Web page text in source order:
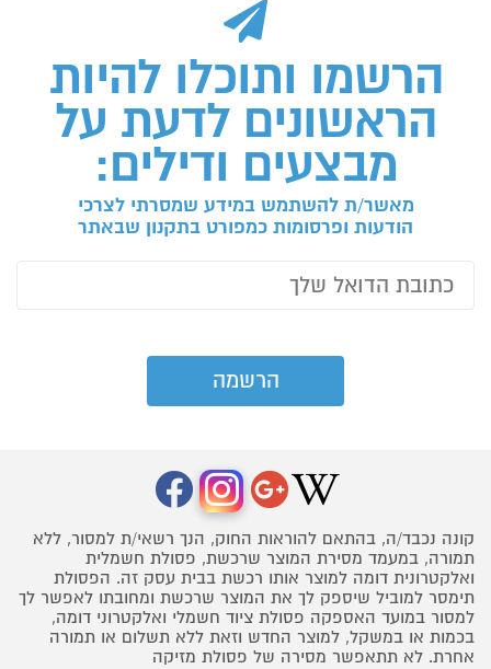
הרשמו ותוכלו להיות
הראשונים לדעת על
מבצעים ודילים:
מאשר/ת להשתמש במידע שמסרתי לצרכי
הודעות ופרסומות כמפורט בתקנון שבאתר
קונה נכבד/ה, בהתאם להוראות החוק, הנך רשאי/ת למסור, ללא
תמורה, במעמד מסירת המוצר שרכשת, פסולת חשמלית
ואלקטרונית דומה למוצר אותו רכשת בבית עסק זה. הפסולת
תימסר למוביל שיספק לך את המוצר שרכשת ומחובתו לאפשר לך
למסור במועד האספקה פסולת ציוד חשמלי ואלקטרוני דומה,
בכמות או במשקל, למוצר החדש וזאת ללא תשלום או תמורה
אחרת. לא תתאפשר מסירה של פסולת מזיקה